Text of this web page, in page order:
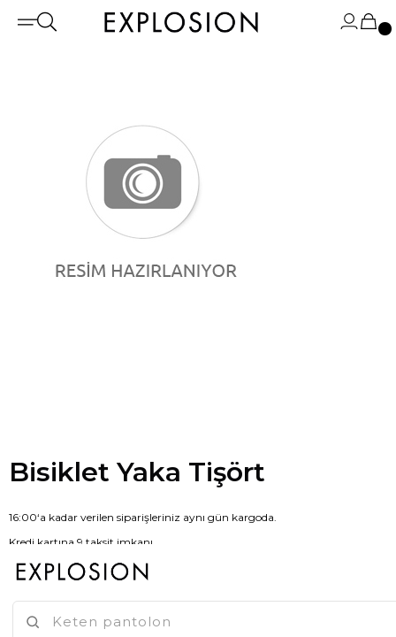
Bisiklet Yaka Tişört
16:00‘a kadar verilen siparişleriniz aynı gün kargoda.
Kredi kartına 9 taksit imkanı.
Kapıda nakit ve kredi kartı ile ödeme imkanı.